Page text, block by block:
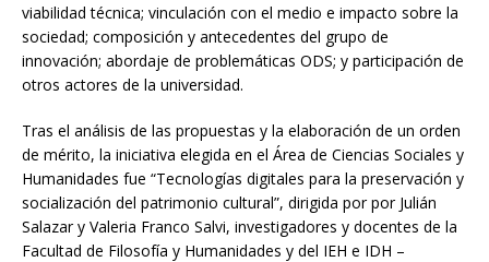
viabilidad técnica; vinculación con el medio e impacto sobre la
sociedad; composición y antecedentes del grupo de
innovación; abordaje de problemáticas ODS; y participación de
otros actores de la universidad.
Tras el análisis de las propuestas y la elaboración de un orden
de mérito, la iniciativa elegida en el Área de Ciencias Sociales y
Humanidades fue “Tecnologías digitales para la preservación y
socialización del patrimonio cultural”, dirigida por por Julián
Salazar y Valeria Franco Salvi, investigadores y docentes de la
Facultad de Filosofía y Humanidades y del IEH e IDH –